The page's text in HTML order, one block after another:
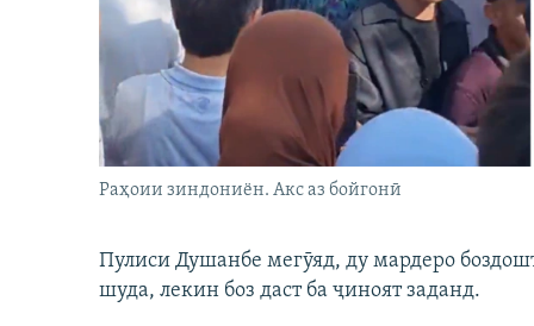
Раҳоии зиндониён. Акс аз бойгонӣ
Пулиси Душанбе мегӯяд, ду мардеро
шуда, лекин боз даст ба ҷиноят заданд.